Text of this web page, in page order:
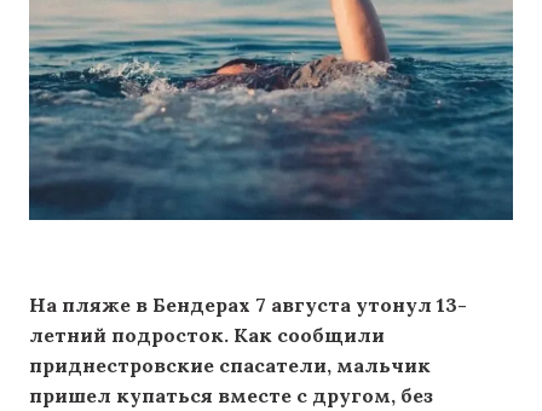
На пляже в Бендерах 7 августа утонул 13-
летний подросток. Как сообщили
приднестровские спасатели, мальчик
пришел купаться вместе с другом, без